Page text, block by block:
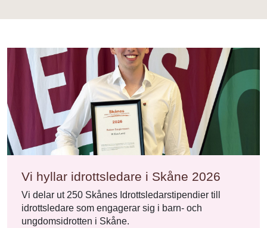
Vi hyllar idrottsledare i Skåne 2026
Vi delar ut 250 Skånes Idrottsledarstipendier till
idrottsledare som engagerar sig i barn- och
ungdomsidrotten i Skåne.